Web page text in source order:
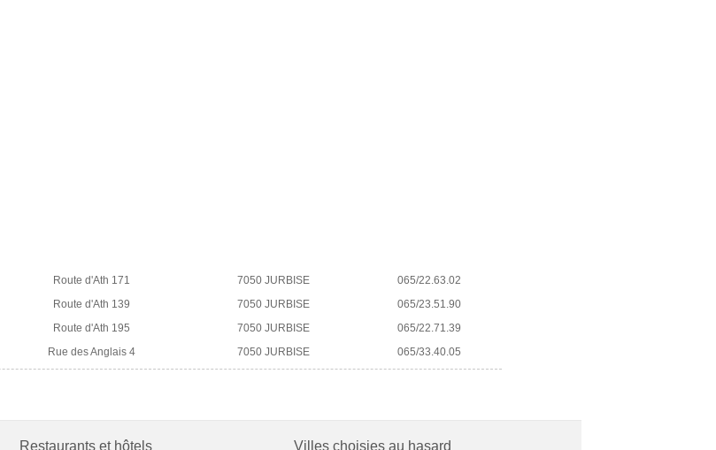
Route d'Ath 171 7050 JURBISE
065/22.63.02
Route d'Ath 139 7050 JURBISE
065/23.51.90
Route d'Ath 195 7050 JURBISE
065/22.71.39
Rue des Anglais 4 7050 JURBISE 065/33.40.05
Restaurants et hôtels Villes choisies au hasard